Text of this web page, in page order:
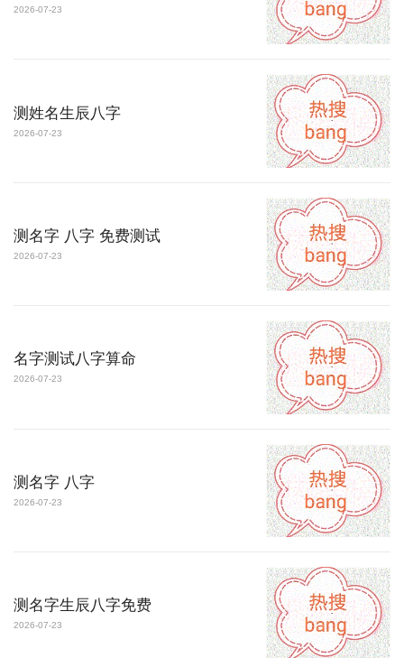
2026-07-23
测姓名生辰八字
2026-07-23
测名字 八字 免费测试
2026-07-23
名字测试八字算命
2026-07-23
测名字 八字
2026-07-23
测名字生辰八字免费
2026-07-23